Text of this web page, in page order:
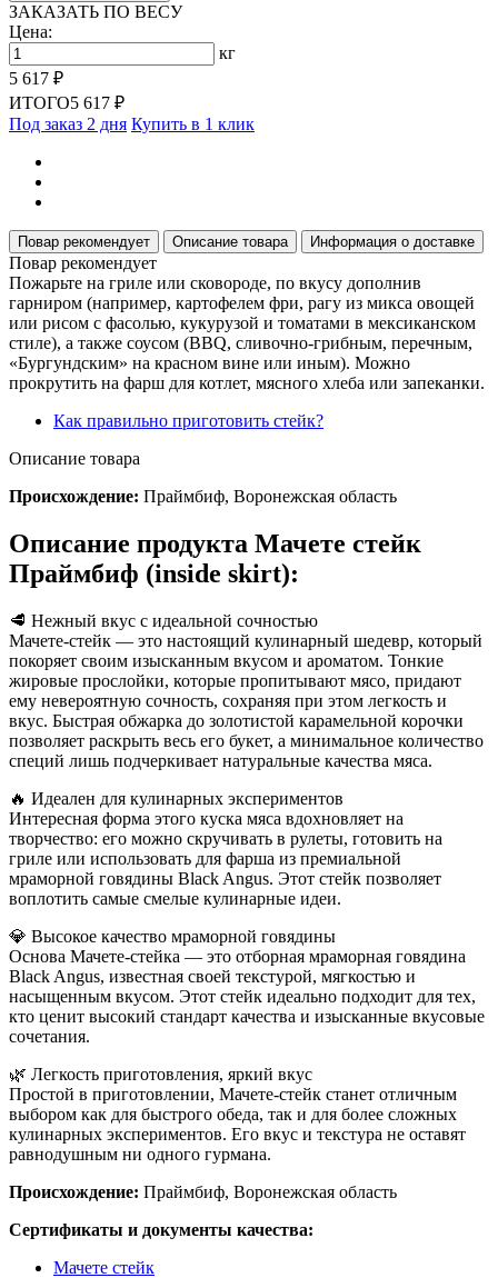
ЗАКАЗАТЬ ПО ВЕСУ
Цена:
кг
5 617 ₽
ИТОГО5 617 ₽
Под заказ 2 дня Купить в 1 клик
Повар рекомендует Описание товара Информация о доставке
Повар рекомендует
Пожарьте на гриле или сковороде, по вкусу дополнив
гарниром (например, картофелем фри, рагу из микса овощей
или рисом с фасолью, кукурузой и томатами в мексиканском
стиле), а также соусом (BBQ, сливочно-грибным, перечным,
«Бургундским» на красном вине или иным). Можно
прокрутить на фарш для котлет, мясного хлеба или запеканки.
Как правильно приготовить стейк?
Описание товара
Происхождение: Праймбиф, Воронежская область
Описание продукта Мачете стейк
Праймбиф (inside skirt):
🥩 Нежный вкус с идеальной сочностью
Мачете-стейк — это настоящий кулинарный шедевр, который
покоряет своим изысканным вкусом и ароматом. Тонкие
жировые прослойки, которые пропитывают мясо, придают
ему невероятную сочность, сохраняя при этом легкость и
вкус. Быстрая обжарка до золотистой карамельной корочки
позволяет раскрыть весь его букет, а минимальное количество
специй лишь подчеркивает натуральные качества мяса.
🔥 Идеален для кулинарных экспериментов
Интересная форма этого куска мяса вдохновляет на
творчество: его можно скручивать в рулеты, готовить на
гриле или использовать для фарша из премиальной
мраморной говядины Black Angus. Этот стейк позволяет
воплотить самые смелые кулинарные идеи.
💎 Высокое качество мраморной говядины
Основа Мачете-стейка — это отборная мраморная говядина
Black Angus, известная своей текстурой, мягкостью и
насыщенным вкусом. Этот стейк идеально подходит для тех,
кто ценит высокий стандарт качества и изысканные вкусовые
сочетания.
🌿 Легкость приготовления, яркий вкус
Простой в приготовлении, Мачете-стейк станет отличным
выбором как для быстрого обеда, так и для более сложных
кулинарных экспериментов. Его вкус и текстура не оставят
равнодушным ни одного гурмана.
Происхождение: Праймбиф, Воронежская область
Сертификаты и документы качества:
Мачете стейк